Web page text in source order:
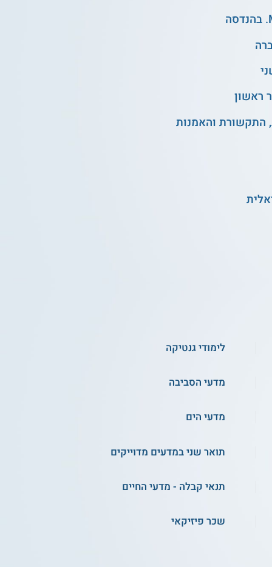
ראשון
התקשורת והאמנות
לימודי גנטיקה
מדעי הסביבה
מדעי הים
תואר שני במדעים מדוייקים
תנאי קבלה - מדעי החיים
שכר פיזיקאי